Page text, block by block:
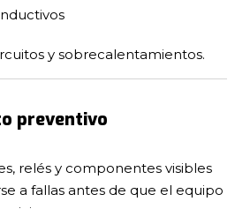
y sobrecalentamientos.
preventivo
relés y componentes visibles
a fallas antes de que el equipo